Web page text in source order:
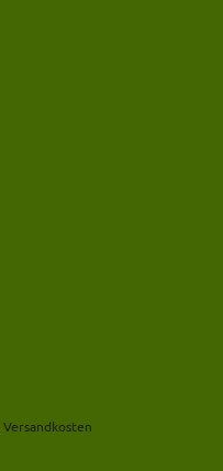
Versandkosten